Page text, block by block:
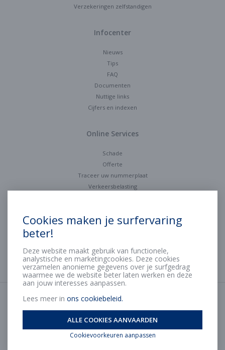
Verzekeringen zelfstandigen
Infocenter
Nieuws
Tips
FAQ
Documenten
Nuttige links
Cijfers en indexen
Online Services
Schade
Offerte
Traceer uw nummerplaat
Verkeersbelasting
Maak een afspraak
Privacybeleid
IDD Richtlijn
Disclaimer
Cookiebeleid
Cookies maken je surfervaring
beter!
Deze website maakt gebruik van functionele,
analystische en marketingcookies. Deze cookies
verzamelen anonieme gegevens over je surfgedrag
waarmee we de website beter laten werken en deze
aan jouw interesses aanpassen.
Lees meer in ons cookiebeleid.
ALLE COOKIES AANVAARDEN
Cookievoorkeuren aanpassen